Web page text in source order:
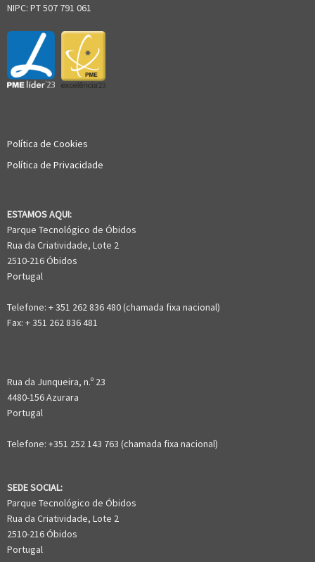
NIPC: PT 507 791 061
Política de Cookies
Política de Privacidade
ESTAMOS AQUI:
Parque Tecnológico de Óbidos
Rua da Criatividade, Lote 2
2510-216 Óbidos
Portugal
Telefone: + 351 262 836 480 (chamada fixa nacional)
Fax: + 351 262 836 481
Rua da Junqueira, n.º 23
4480-156 Azurara
Portugal
Telefone: +351 252 143 763 (chamada fixa nacional)
SEDE SOCIAL:
Parque Tecnológico de Óbidos
Rua da Criatividade, Lote 2
2510-216 Óbidos
Portugal